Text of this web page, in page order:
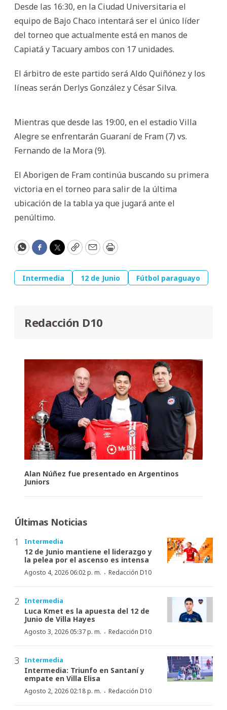
Desde las 16:30, en la Ciudad Universitaria el
equipo de Bajo Chaco intentará ser el único líder
del torneo que actualmente está en manos de
Capiatá y Tacuary ambos con 17 unidades.
El árbitro de este partido será Aldo Quiñónez y los
líneas serán Derlys González y César Silva.
Mientras que desde las 19:00, en el estadio Villa
Alegre se enfrentarán Guaraní de Fram (7) vs.
Fernando de la Mora (9).
El Aborigen de Fram continúa buscando su primera
victoria en el torneo para salir de la última
ubicación de la tabla ya que jugará ante el
penúltimo.
WhatsApp
Facebook
Twitter
CopyEmailPrint
Intermedia 12 de Junio Fútbol paraguayo
Redacción D10
Alan Núñez fue presentado en Argentinos
Juniors
Últimas Noticias
Intermedia
12 de Junio mantiene el liderazgo y
la pelea por el ascenso es intensa
Agosto 4, 2026 06:02 p. m. · Redacción D10
Intermedia
Luca Kmet es la apuesta del 12 de
Junio de Villa Hayes
Agosto 3, 2026 05:37 p. m. · Redacción D10
Intermedia
Intermedia: Triunfo en Santaní y
empate en Villa Elisa
Agosto 2, 2026 02:18 p. m. · Redacción D10